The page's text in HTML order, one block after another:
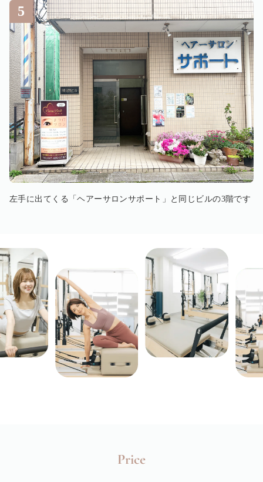
左手に出てくる「ヘアーサロンサポート」と同じビルの3階です
Price